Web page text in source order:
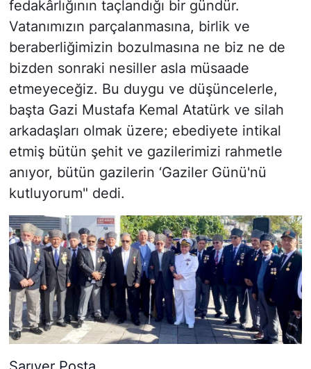
fedakârlığının taçlandığı bir gündür.
Vatanımızın parçalanmasına, birlik ve
beraberliğimizin bozulmasına ne biz ne de
bizden sonraki nesiller asla müsaade
etmeyeceğiz. Bu duygu ve düşüncelerle,
başta Gazi Mustafa Kemal Atatürk ve silah
arkadaşları olmak üzere; ebediyete intikal
etmiş bütün şehit ve gazilerimizi rahmetle
anıyor, bütün gazilerin ‘Gaziler Günü'nü
kutluyorum" dedi.